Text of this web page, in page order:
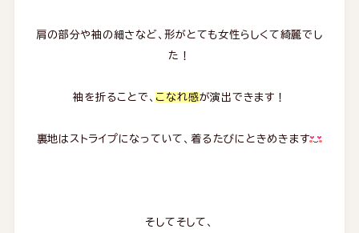
肩の部分や袖の細さなど、形がとても女性らしくて綺麗でし
た！
袖を折ることで、 こなれ感が演出できます！
裏地はストライプになっていて、着るたびにときめきます
そしてそして、